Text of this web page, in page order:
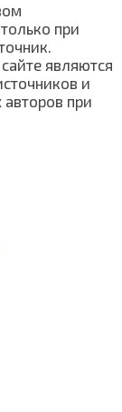
при
являются
и
при